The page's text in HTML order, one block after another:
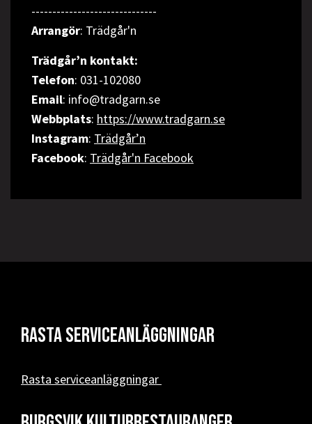
------------------------------
Arrangör: Trädgår'n
Trädgår’n kontakt:
Telefon: 031-102080
Email: info@tradgarn.se
Webbplats: https://www.tradgarn.se
Instagram: Trädgår’n
Facebook: Trädgår'n Facebook
Rasta serviceanläggningar
Rasta serviceanläggningar